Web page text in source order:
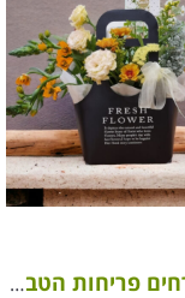
סידור פרחים פריחות הטבע בתיק מעוצב לבחירת השוזרת